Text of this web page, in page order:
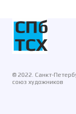
© 2022. Санкт-
союз художников